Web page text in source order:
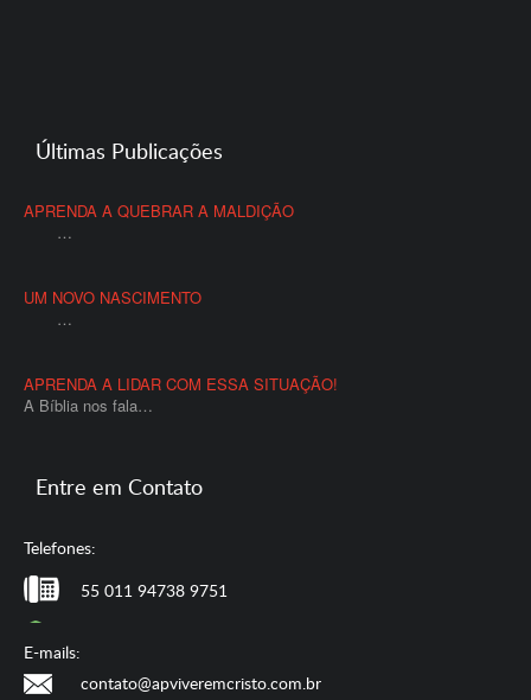
Últimas Publicações
APRENDA A QUEBRAR A MALDIÇÃO
…
UM NOVO NASCIMENTO
…
APRENDA A LIDAR COM ESSA SITUAÇÃO!
A Bíblia nos fala…
Entre em Contato
Telefones:
55 011 94738 9751
E-mails:
contato@apviveremcristo.com.br